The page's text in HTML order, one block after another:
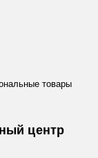
товары
центр